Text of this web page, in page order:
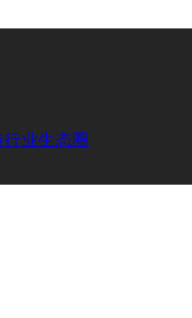
业生态圈